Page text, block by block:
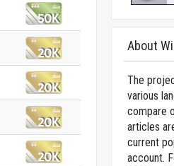
About
The
various
compare
articles
current
account.